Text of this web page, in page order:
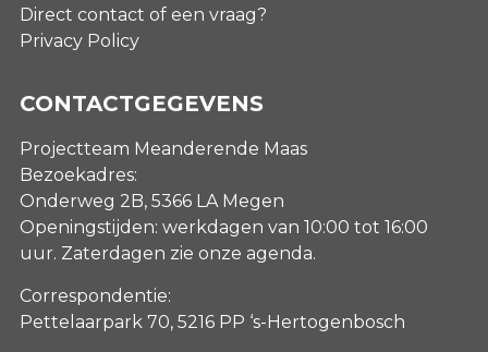
Direct contact of een vraag?
Privacy Policy
CONTACTGEGEVENS
Projectteam Meanderende Maas
Bezoekadres:
Onderweg 2B, 5366 LA Megen
Openingstijden: werkdagen van 10:00 tot 16:00
uur. Zaterdagen zie onze agenda.
Correspondentie:
Pettelaarpark 70, 5216 PP ‘s-Hertogenbosch